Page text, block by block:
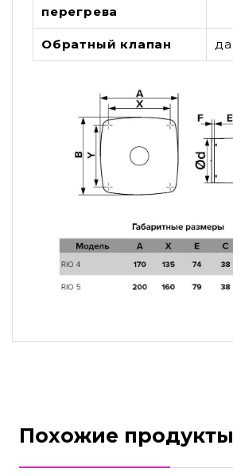
перегрева
Обратный клапан да
Похожие продукты